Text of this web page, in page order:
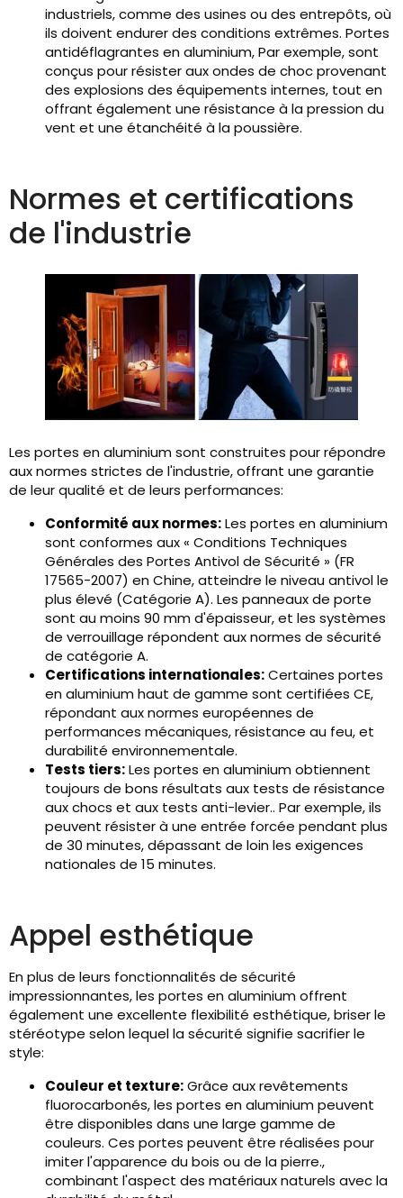
industriels, comme des usines ou des entrepôts, où
ils doivent endurer des conditions extrêmes. Portes
antidéflagrantes en aluminium, Par exemple, sont
conçus pour résister aux ondes de choc provenant
des explosions des équipements internes, tout en
offrant également une résistance à la pression du
vent et une étanchéité à la poussière.
Normes et certifications
de l'industrie
Les portes en aluminium sont construites pour répondre
aux normes strictes de l'industrie, offrant une garantie
de leur qualité et de leurs performances:
Conformité aux normes:Les portes en aluminium
sont conformes aux « Conditions Techniques
Générales des Portes Antivol de Sécurité » (FR
17565-2007) en Chine, atteindre le niveau antivol le
plus élevé (Catégorie A). Les panneaux de porte
sont au moins 90 mm d'épaisseur, et les systèmes
de verrouillage répondent aux normes de sécurité
de catégorie A.
Certifications internationales:Certaines portes
en aluminium haut de gamme sont certifiées CE,
répondant aux normes européennes de
performances mécaniques, résistance au feu, et
durabilité environnementale.
Tests tiers:Les portes en aluminium obtiennent
toujours de bons résultats aux tests de résistance
aux chocs et aux tests anti-levier.. Par exemple, ils
peuvent résister à une entrée forcée pendant plus
de 30 minutes, dépassant de loin les exigences
nationales de 15 minutes.
Appel esthétique
En plus de leurs fonctionnalités de sécurité
impressionnantes, les portes en aluminium offrent
également une excellente flexibilité esthétique, briser le
stéréotype selon lequel la sécurité signifie sacrifier le
style:
Couleur et texture:Grâce aux revêtements
fluorocarbonés, les portes en aluminium peuvent
être disponibles dans une large gamme de
couleurs. Ces portes peuvent être réalisées pour
imiter l'apparence du bois ou de la pierre.,
combinant l'aspect des matériaux naturels avec la